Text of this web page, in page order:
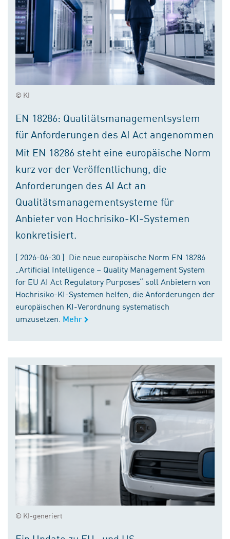
© KI
EN 18286: Qualitätsmanagementsystem
für Anforderungen des AI Act angenommen
Mit EN 18286 steht eine europäische Norm
kurz vor der Veröffentlichung, die
Anforderungen des AI Act an
Qualitätsmanagementsysteme für
Anbieter von Hochrisiko-KI-Systemen
konkretisiert.
( 2026-06-30 ) Die neue europäische Norm EN 18286
„Artificial Intelligence – Quality Management System
for EU AI Act Regulatory Purposes“ soll Anbietern von
Hochrisiko-KI-Systemen helfen, die Anforderungen der
europäischen KI-Verordnung systematisch
umzusetzen. Mehr
© KI-generiert